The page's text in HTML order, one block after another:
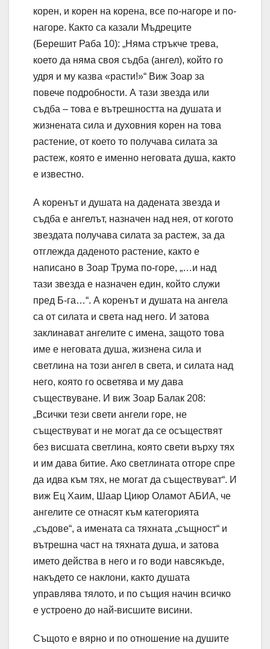
корен, и корен на корена, все по-нагоре и по-
нагоре. Както са казали Мъдреците
(Берешит Раба 10): „Няма стръкче трева,
което да няма своя съдба (ангел), който го
удря и му казва «расти!»“ Виж Зоар за
повече подробности. А тази звезда или
съдба – това е вътрешността на душата и
жизнената сила и духовния корен на това
растение, от което то получава силата за
растеж, която е именно неговата душа, както
е известно.
А коренът и душата на дадената звезда и
съдба е ангелът, назначен над нея, от когото
звездата получава силата за растеж, за да
отглежда даденото растение, както е
написано в Зоар Трума по-горе, „…и над
тази звезда е назначен един, който служи
пред Б-га…“. А коренът и душата на ангела
са от силата и света над него. И затова
заклинават ангелите с имена, защото това
име е неговата душа, жизнена сила и
светлина на този ангел в света, и силата над
него, която го осветява и му дава
съществуване. И виж Зоар Балак 208:
„Всички тези свети ангели горе, не
съществуват и не могат да се осъществят
без висшата светлина, която свети върху тях
и им дава битие. Ако светлината отгоре спре
да идва към тях, не могат да съществуват“. И
виж Ец Хаим, Шаар Циюр Оламот АБИА, че
ангелите се отнасят към категорията
„съдове“, а имената са тяхната „същност“ и
вътрешна част на тяхната душа, и затова
името действа в него и го води навсякъде,
накъдето се наклони, както душата
управлява тялото, и по същия начин всичко
е устроено до най-висшите висини.
Същото е вярно и по отношение на душите